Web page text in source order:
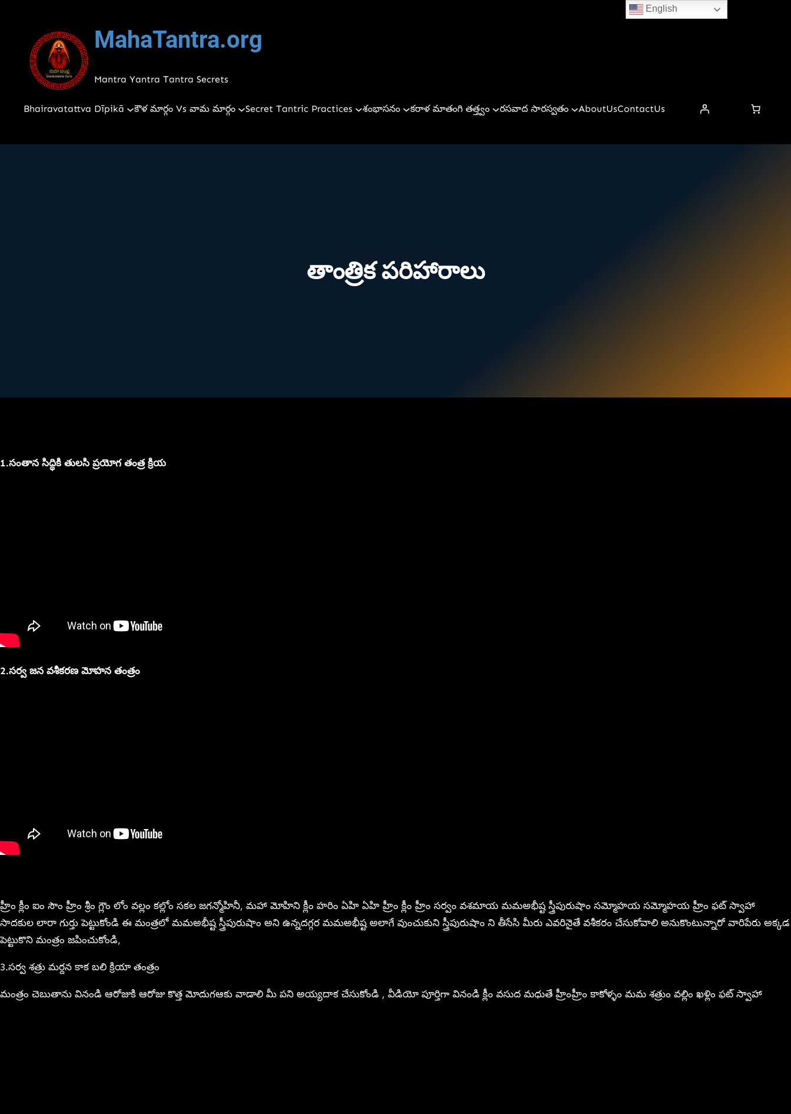
content
MahaTantra.org
Mantra Yantra Tantra Secrets
Bhairavatattva Dīpikā కౌళ మార్గం Vs వామ మార్గం Secret Tantric Practices శంభాసనం కరాళ మాతంగి తత్త్వం రసవాద సారస్వతం AboutUsContactUs
తాంత్రిక పరిహారాలు
1.సంతాన సిద్ధికి తులసి ప్రయోగ తంత్ర క్రియ
2.సర్వ జన వశీకరణ మోహన తంత్రం
హ్రీం క్లీం ఐం సౌం హ్రీం శ్రీం గ్లౌం లోం వల్లం కల్లోం సకల జగన్మోహినీ, మహా మోహిని క్లీం హరిం ఏహి ఏహి హ్రీం క్లీం హ్రీం సర్వం వశమాయ మమఅభీష్ట స్త్రీపురుషాం సమ్మోహయ సమ్మోహయ హ్రీం ఫట్ స్వాహా
సాదకుల లారా గుర్తు పెట్టుకోండి ఈ మంత్రలో మమఅభీష్ట స్త్రీపురుషాం అని ఉన్నదగ్గర మమఅభీష్ట అలాగే వుంచుకుని స్త్రీపురుషాం ని తీసేసి మీరు ఎవరినైతే వశీకరం చేసుకోవాలి అనుకొంటున్నారో వారిపేరు అక్కడ
పెట్టుకొని మంత్రం జపించుకోండి,
3.సర్వ శత్రు మర్దన కాక బలి క్రియా తంత్రం
మంత్రం చెబుతాను వినండి ఆరోజుకి ఆరోజు కొత్త మోదుగఆకు వాడాలి మీ పని అయ్యదాక చేసుకోండి , వీడియో పూర్తిగా వినండి క్లీం వసుద మధుతే హ్రీంహ్రీం కాకోళ్ళం మమ శత్రుం వల్లిం ఖళ్లిం ఫట్ స్వాహా
English